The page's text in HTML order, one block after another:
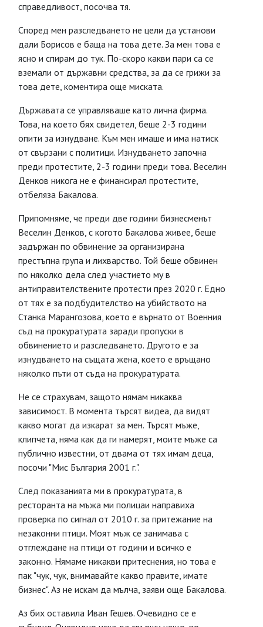
справедливост, посочва тя.
Според мен разследването не цели да установи
дали Борисов е баща на това дете. За мен това е
ясно и спирам до тук. По-скоро какви пари са се
вземали от държавни средства, за да се грижи за
това дете, коментира още миската.
Държавата се управляваше като лична фирма.
Това, на което бях свидетел, беше 2-3 години
опити за изнудване. Към мен имаше и има натиск
от свързани с политици. Изнудването започна
преди протестите, 2-3 години преди това. Веселин
Денков никога не е финансирал протестите,
отбеляза Бакалова.
Припомняме, че преди две години бизнесменът
Веселин Денков, с когото Бакалова живее, беше
задържан по обвинение за организирана
престъпна група и лихварство. Той беше обвинен
по няколко дела след участието му в
антиправителствените протести през 2020 г. Едно
от тях е за подбудителство на убийството на
Станка Марангозова, което е върнато от Военния
съд на прокуратурата заради пропуски в
обвинението и разследването. Другото е за
изнудването на същата жена, което е връщано
няколко пъти от съда на прокуратурата.
Не се страхувам, защото нямам никаква
зависимост. В момента търсят видеа, да видят
какво могат да изкарат за мен. Търсят мъже,
клипчета, няма как да ги намерят, моите мъже са
публично известни, от двама от тях имам деца,
посочи "Мис България 2001 г.".
След показанията ми в прокуратурата, в
ресторанта на мъжа ми полицаи направиха
проверка по сигнал от 2010 г. за притежание на
незаконни птици. Моят мъж се занимава с
отглеждане на птици от години и всичко е
законно. Нямаме никакви притеснения, но това е
пак "чук, чук, внимавайте какво правите, имате
бизнес". Аз не искам да мълча, заяви още Бакалова.
Аз бих оставила Иван Гешев. Очевидно се е